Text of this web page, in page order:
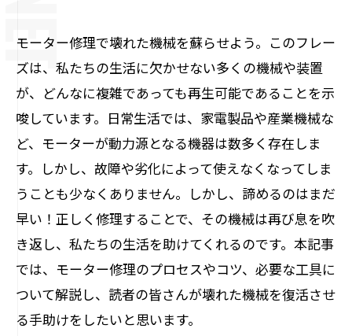
モーター修理で壊れた機械を蘇らせよう。このフレー
ズは、私たちの生活に欠かせない多くの機械や装置
が、どんなに複雑であっても再生可能であることを示
唆しています。日常生活では、家電製品や産業機械な
ど、モーターが動力源となる機器は数多く存在しま
す。しかし、故障や劣化によって使えなくなってしま
うことも少なくありません。しかし、諦めるのはまだ
早い！正しく修理することで、その機械は再び息を吹
き返し、私たちの生活を助けてくれるのです。本記事
では、モーター修理のプロセスやコツ、必要な工具に
ついて解説し、読者の皆さんが壊れた機械を復活させ
る手助けをしたいと思います。